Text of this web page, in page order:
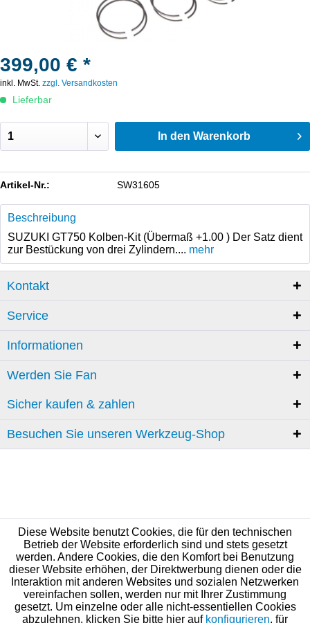
399,00 € *
inkl. MwSt. zzgl. Versandkosten
Lieferbar
In den Warenkorb
Artikel-Nr.: SW31605
Beschreibung
SUZUKI GT750 Kolben-Kit (Übermaß +1.00 ) Der Satz dient
zur Bestückung von drei Zylindern.... mehr
Kontakt
Service
Informationen
Werden Sie Fan
Sicher kaufen & zahlen
Besuchen Sie unseren Werkzeug-Shop
Diese Website benutzt Cookies, die für den technischen
Betrieb der Website erforderlich sind und stets gesetzt
werden. Andere Cookies, die den Komfort bei Benutzung
dieser Website erhöhen, der Direktwerbung dienen oder die
Interaktion mit anderen Websites und sozialen Netzwerken
vereinfachen sollen, werden nur mit Ihrer Zustimmung
gesetzt. Um einzelne oder alle nicht-essentiellen Cookies
abzulehnen, klicken Sie bitte hier auf konfigurieren, für